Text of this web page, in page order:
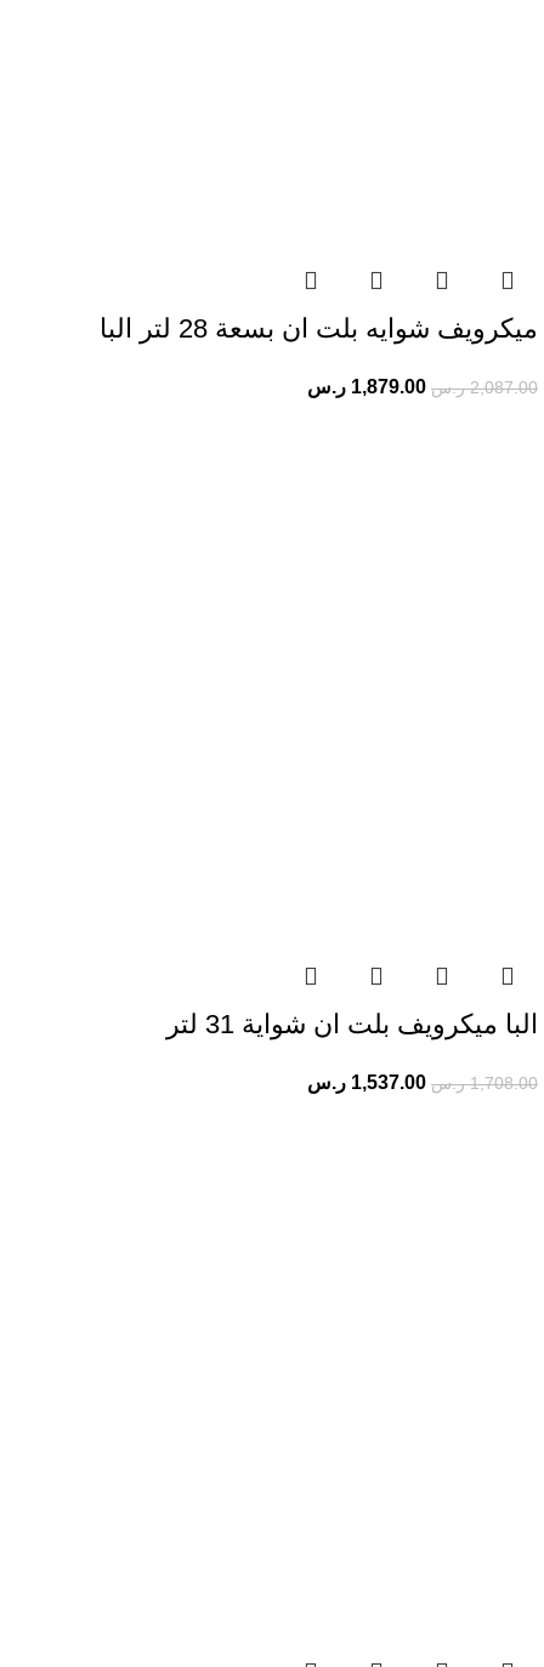
ميكرويف شوايه​ بلت ان بسعة 28 لتر البا
2,087.00 ر.س 1,879.00 ر.س
البا ميكرويف بلت ان شواية 31 لتر
1,708.00 ر.س 1,537.00 ر.س